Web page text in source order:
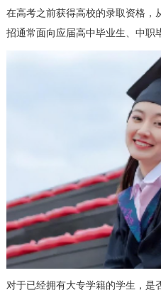
在高考之前获得高校的录取资格，
招通常面向应届高中毕业生、中职
对于已经拥有大专学籍的学生，是